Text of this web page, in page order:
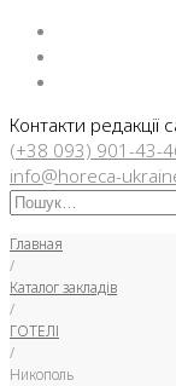
Контакти редакції
(+38 093) 901-43-
info@horeca-
Искать:
Главная
/
Каталог закладів
/
ГОТЕЛІ
/
Никополь